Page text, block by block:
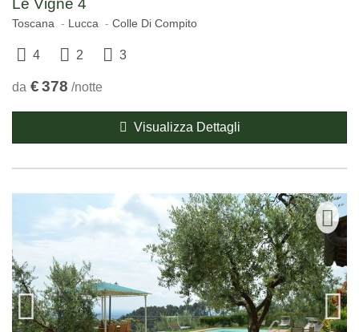
Le Vigne 4
Toscana Lucca Colle Di Compito
4 2 3
da €378 /notte
Visualizza Dettagli